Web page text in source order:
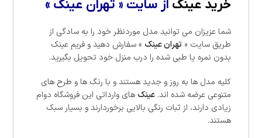
خرید عینک از سایت « تهران عینک »
شما عزیزان می توانید مدل موردنظر خود را به سادگی از
طریق سایت «تهران عینک » سفارش دهید و فریم عینک
بدون نمره یا طبی شده را درب منزل خود تحویل بگیرید.
کلیه مدل ها به روز و جدید هستند و با رنگ ها و طرح های
متنوعی عرضه شده اند.عینک های وارداتی این فروشگاه دوام
زیادی دارند، از ثبات رنگی بالایی برخوردارند و بسیار سبک
هستند.